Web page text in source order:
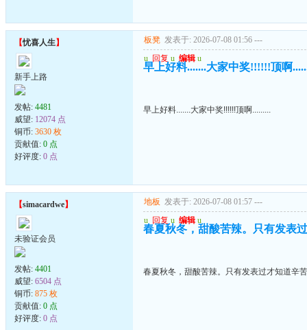
【忧喜人生】
新手上路
发帖: 4481
威望: 12074 点
铜币: 3630 枚
贡献值: 0 点
好评度: 0 点
板凳 发表于: 2026-07-08 01:56 ---
u 回复 u 编辑 u
早上好料.......大家中奖!!!!!!顶啊
早上好料.......大家中奖!!!!!!顶啊.........
【simacardwe】
未验证会员
发帖: 4401
威望: 6504 点
铜币: 875 枚
贡献值: 0 点
好评度: 0 点
地板 发表于: 2026-07-08 01:57 ---
u 回复 u 编辑 u
春夏秋冬，甜酸苦辣。只有发表
春夏秋冬，甜酸苦辣。只有发表过才知道辛